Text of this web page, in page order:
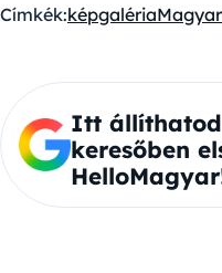
Címkék:képgaléria
Itt állíthatod
keresőben